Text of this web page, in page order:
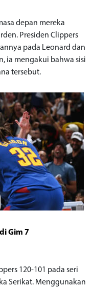
depan mereka
Presiden Clippers
pada Leonard dan
ia mengakui bahwa sisi
tersebut.
Gim 7
120-101 pada seri
Serikat. Menggunakan